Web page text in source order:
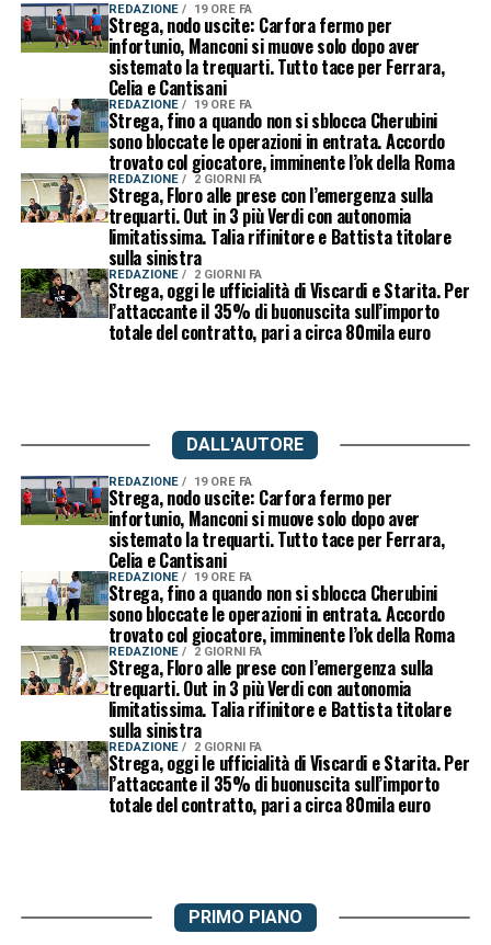
REDAZIONE 19 ORE FA
Strega, nodo uscite: Carfora fermo per
infortunio, Manconi si muove solo dopo aver
sistemato la trequarti. Tutto tace per Ferrara,
Celia e Cantisani
REDAZIONE 19 ORE FA
Strega, fino a quando non si sblocca Cherubini
sono bloccate le operazioni in entrata. Accordo
trovato col giocatore, imminente l’ok della Roma
REDAZIONE 2 GIORNI FA
Strega, Floro alle prese con l’emergenza sulla
trequarti. Out in 3 più Verdi con autonomia
limitatissima. Talia rifinitore e Battista titolare
sulla sinistra
REDAZIONE 2 GIORNI FA
Strega, oggi le ufficialità di Viscardi e Starita. Per
l’attaccante il 35% di buonuscita sull’importo
totale del contratto, pari a circa 80mila euro
DALL'AUTORE
REDAZIONE 19 ORE FA
Strega, nodo uscite: Carfora fermo per
infortunio, Manconi si muove solo dopo aver
sistemato la trequarti. Tutto tace per Ferrara,
Celia e Cantisani
REDAZIONE 19 ORE FA
Strega, fino a quando non si sblocca Cherubini
sono bloccate le operazioni in entrata. Accordo
trovato col giocatore, imminente l’ok della Roma
REDAZIONE 2 GIORNI FA
Strega, Floro alle prese con l’emergenza sulla
trequarti. Out in 3 più Verdi con autonomia
limitatissima. Talia rifinitore e Battista titolare
sulla sinistra
REDAZIONE 2 GIORNI FA
Strega, oggi le ufficialità di Viscardi e Starita. Per
l’attaccante il 35% di buonuscita sull’importo
totale del contratto, pari a circa 80mila euro
PRIMO PIANO